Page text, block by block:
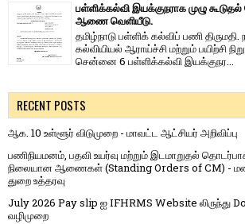
பள்ளிக்கல்வி இயக்குநராக முழு
ஆணை வெளியீடு.
தமிழ்நாடு பள்ளிக் கல்விப் பணி திருமதி.
கல்வியியல் ஆராய்ச்சி மற்றும் பயிற்சி
சென்னை 6 பள்ளிக்கல்வி இயக்குநர...
RECENT POSTS
ஆக. 10 உள்ளூர் விடுமுறை - மாவட்ட ஆட்சியர் அறிவிப்பு
பணிநியமனம், பதவி உயர்வு மற்றும் இடமாறுதல்
நிலையான ஆணைகள் (Standing Orders of CM) -
துறை உத்தரவு
July 2026 Pay slip ஐ IFHRMS Website லிருந்து
வழிமுறை